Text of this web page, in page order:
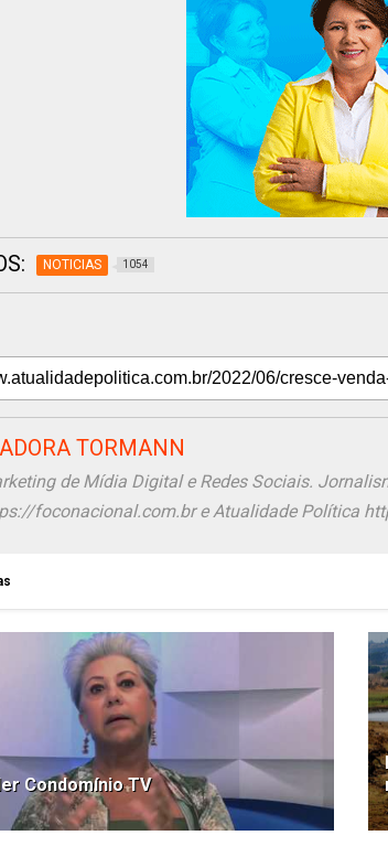
NOTICIAS 1054
TORMANN
de Mídia Digital e Redes Sociais.
foconacional.com.br e Atualidade Política
Condomínio TV